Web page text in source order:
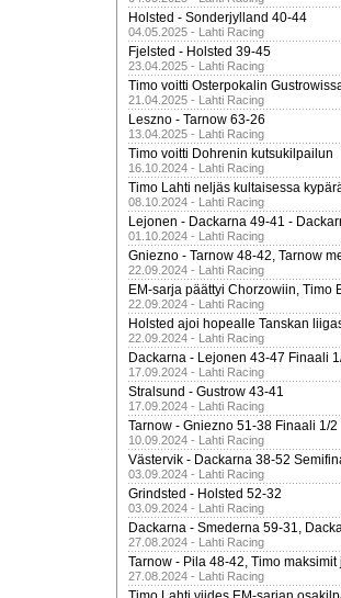
Holsted - Sonderjylland 40-44
04.05.2025 - Lahti Racing
Fjelsted - Holsted 39-45
23.04.2025 - Lahti Racing
Timo voitti Osterpokalin
21.04.2025 - Lahti Racing
Leszno - Tarnow 63-26
13.04.2025 - Lahti Racing
Timo voitti Dohrenin kutsukilpailun
16.10.2024 - Lahti Racing
Timo Lahti neljäs kultaisessa
08.10.2024 - Lahti Racing
Lejonen - Dackarna 49-41 -
01.10.2024 - Lahti Racing
Gniezno - Tarnow 48-42, Tarnow
22.09.2024 - Lahti Racing
EM-sarja päättyi Chorzowiin, Timo
22.09.2024 - Lahti Racing
Holsted ajoi hopealle Tanskan
22.09.2024 - Lahti Racing
Dackarna - Lejonen 43-47 Finaali
17.09.2024 - Lahti Racing
Stralsund - Gustrow 43-41
17.09.2024 - Lahti Racing
Tarnow - Gniezno 51-38 Finaali 1/2
10.09.2024 - Lahti Racing
Västervik - Dackarna 38-52
03.09.2024 - Lahti Racing
Grindsted - Holsted 52-32
03.09.2024 - Lahti Racing
Dackarna - Smederna 59-31,
27.08.2024 - Lahti Racing
Tarnow - Pila 48-42, Timo
27.08.2024 - Lahti Racing